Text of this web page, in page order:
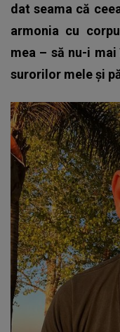
dat seama că
armonia cu
mea – să nu-i
surorilor mele și